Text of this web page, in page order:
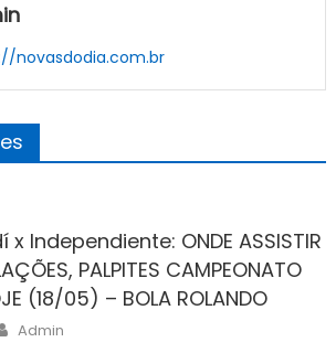
novasdodia.com.br
Independiente: ONDE ASSISTIR
PALPITES CAMPEONATO
(18/05) – BOLA ROLANDO
Author
Admin